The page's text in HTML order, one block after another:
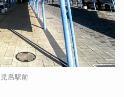
児島駅前